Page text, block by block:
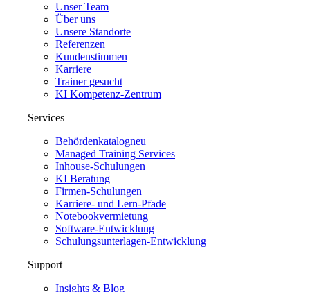
Unser Team
Über uns
Unsere Standorte
Referenzen
Kundenstimmen
Karriere
Trainer gesucht
KI Kompetenz-Zentrum
Services
Behördenkatalogneu
Managed Training Services
Inhouse-Schulungen
KI Beratung
Firmen-Schulungen
Karriere- und Lern-Pfade
Notebookvermietung
Software-Entwicklung
Schulungsunterlagen-Entwicklung
Support
Insights & Blog